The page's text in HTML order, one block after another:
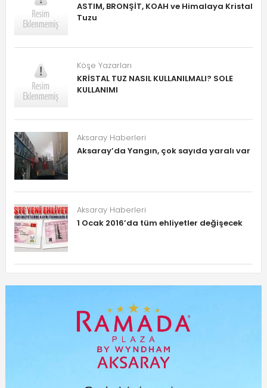
ASTIM, BRONŞİT, KOAH ve Himalaya Kristal
Tuzu
Köşe Yazarları
KRİSTAL TUZ NASIL KULLANILMALI? SOLE
KULLANIMI
Aksaray Haberleri
Aksaray’da Yangın, çok sayıda yaralı var
Aksaray Haberleri
1 Ocak 2016’da tüm ehliyetler değişecek